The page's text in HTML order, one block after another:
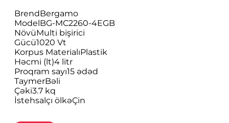
BrendBergamo
ModelBG-MC2260-4EGB
NövüMulti bişirici
Gücü1020 Vt
Korpus MaterialıPlastik
Həcmi (lt)4 litr
Proqram sayı15 ədəd
TaymerBəli
Çəki3.7 kq
İstehsalçı ölkəÇin